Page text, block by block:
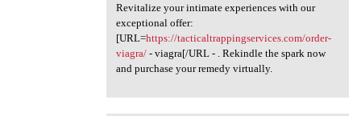
Revitalize your intimate experiences with our
exceptional offer:
[URL=https://tacticaltrappingservices.com/order-
viagra/- viagra[/URL - . Rekindle the spark now
and purchase your remedy virtually.